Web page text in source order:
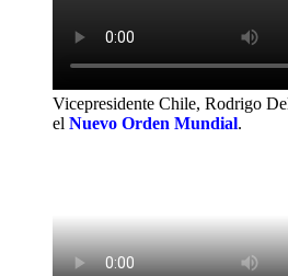
Vicepresidente Chile, Rodrigo
el Nuevo Orden Mundial.